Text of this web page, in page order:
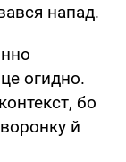
напад.
огидно.
бо
й